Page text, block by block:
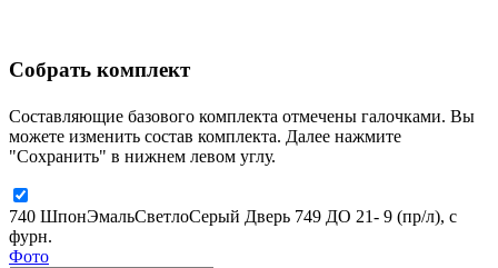
Собрать комплект
Составляющие базового комплекта отмечены галочками. Вы
можете изменить состав комплекта. Далее нажмите
"Сохранить" в нижнем левом углу.
740 ШпонЭмальСветлоСерый Дверь 749 ДО 21- 9 (пр/л), с
фурн.
Фото